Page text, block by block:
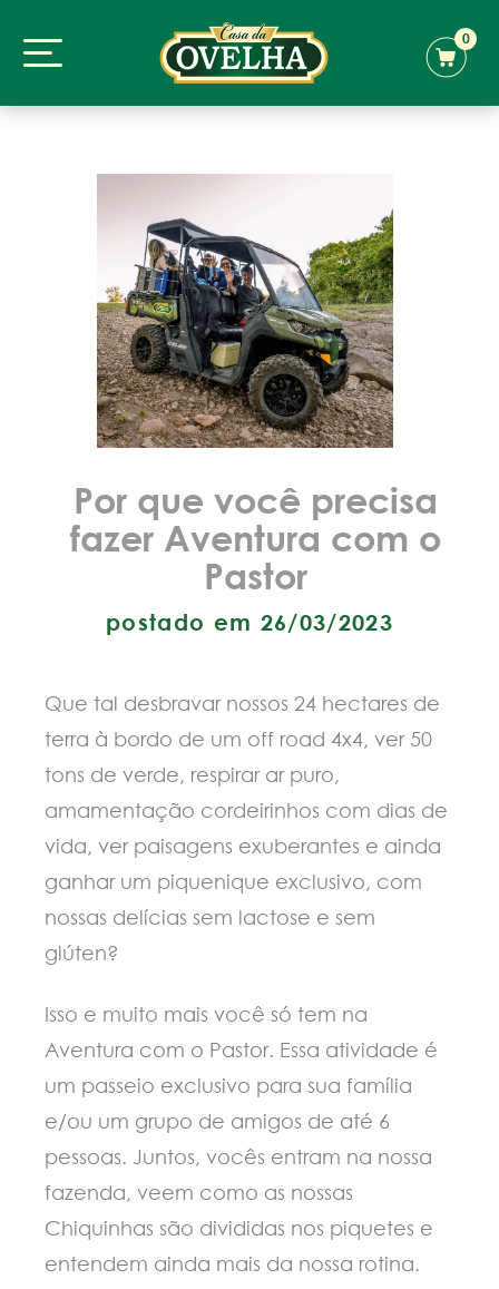
0
Por que você precisa
fazer Aventura com o
Pastor
postado em 26/03/2023
Que tal desbravar nossos 24 hectares de
terra à bordo de um off road 4x4, ver 50
tons de verde, respirar ar puro,
amamentação cordeirinhos com dias de
vida, ver paisagens exuberantes e ainda
ganhar um piquenique exclusivo, com
nossas delícias sem lactose e sem
glúten?
Isso e muito mais você só tem na
Aventura com o Pastor. Essa atividade é
um passeio exclusivo para sua família
e/ou um grupo de amigos de até 6
pessoas. Juntos, vocês entram na nossa
fazenda, veem como as nossas
Chiquinhas são divididas nos piquetes e
entendem ainda mais da nossa rotina.